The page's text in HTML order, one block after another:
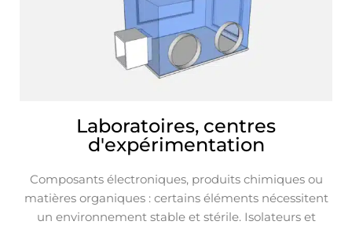
Laboratoires, centres
d'expérimentation
Composants électroniques, produits chimiques ou
matières organiques : certains éléments nécessitent
un environnement stable et stérile. Isolateurs et